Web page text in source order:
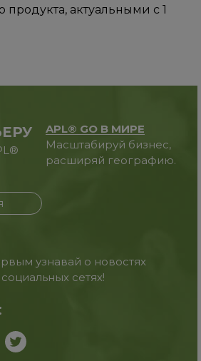
продукта, актуальными с 1
APL® GO В МИРЕ
Масштабируй бизнес,
расширяй географию.
узнавай о новостях
сетях!